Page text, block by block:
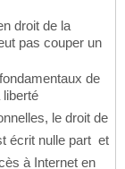
droit de la
pas couper un
de
liberté
le droit de
écrit nulle part  et
à Internet en